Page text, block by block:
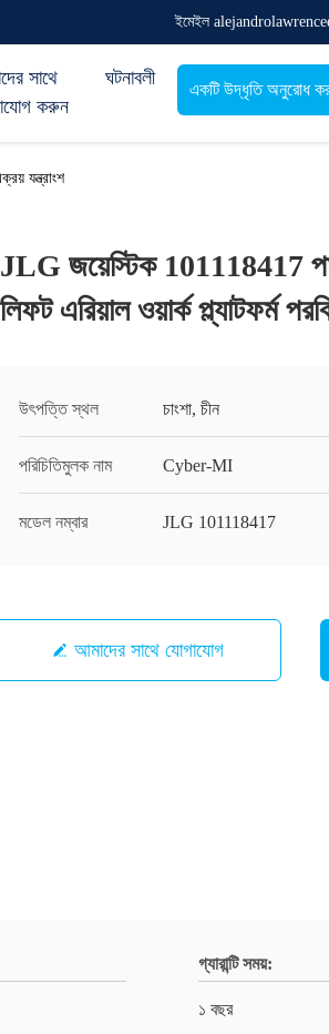
ইমেইল
সাথে
করুন
ঘটনাবলী
একটি উদ্ধৃতি অনুরোধ
যন্ত্রাংশ
JLG জয়েস্টিক 101118417
লিফট এরিয়াল ওয়ার্ক প্ল্যাটফর্ম
উৎপত্তি স্থল চাংশা, চীন
পরিচিতিমুলক নাম Cyber-MI
মডেল নম্বার JLG 101118417
আমাদের সাথে যোগাযোগ
গ্যারান্টি সময়:
১ বছর